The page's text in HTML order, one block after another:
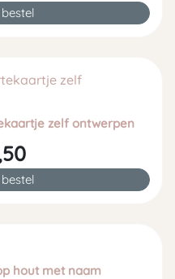
zelf ontwerpen
hout met naam